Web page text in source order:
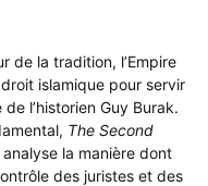
de la tradition, l’Empire
islamique pour servir
l’historien Guy Burak.
The Second
la manière dont
des juristes et des